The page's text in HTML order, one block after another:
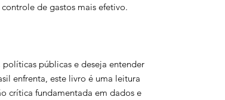
de gastos mais efetivo.
públicas e deseja entender
enfrenta, este livro é uma leitura
crítica fundamentada em dados e